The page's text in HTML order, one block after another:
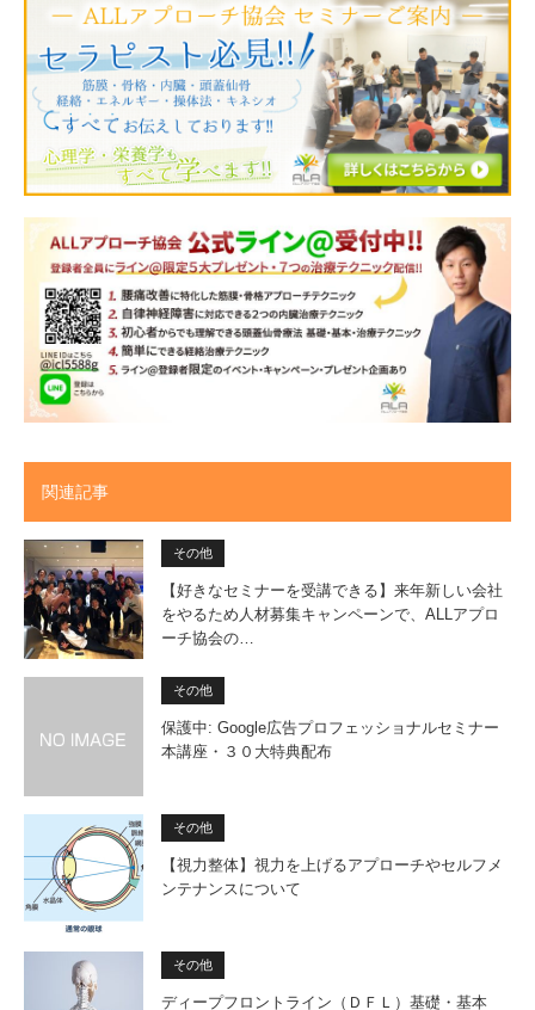
関連記事
その他
【好きなセミナーを受講できる】来年新しい会社
をやるため人材募集キャンペーンで、ALLアプロ
ーチ協会の…
その他
保護中: Google広告プロフェッショナルセミナー
本講座・３０大特典配布
その他
【視力整体】視力を上げるアプローチやセルフメ
ンテナンスについて
その他
ディープフロントライン（ＤＦＬ）基礎・基本